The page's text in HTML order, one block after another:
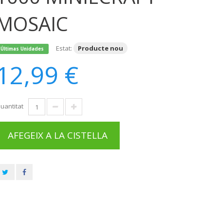
Últimas Unidades Estat: Producte nou
€
AFEGEIX A LA CISTELLA